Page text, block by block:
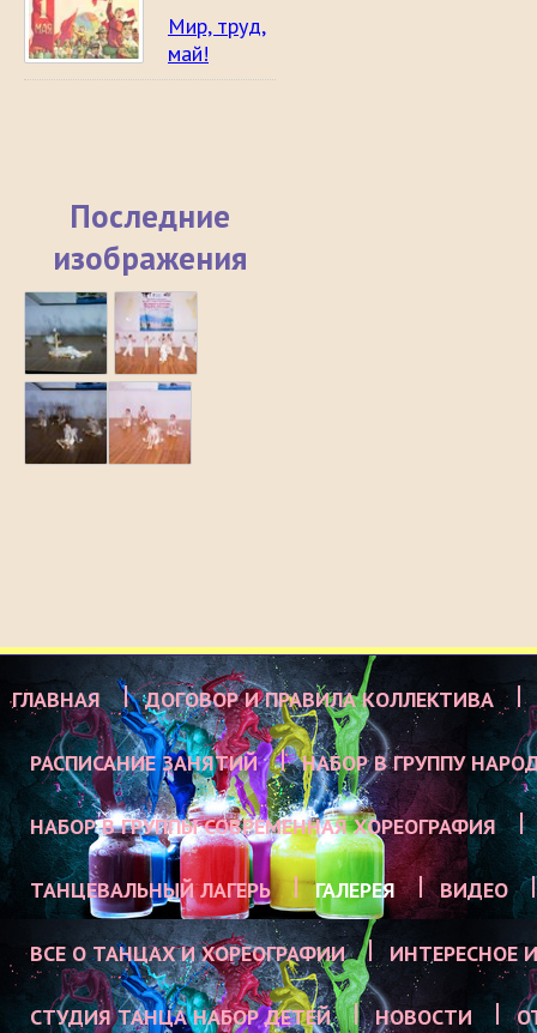
Мир, труд,
май!
Последние
изображения
ГЛАВНАЯ ДОГОВОР И ПРАВИЛА КОЛЛЕКТИВА
РАСПИСАНИЕ ЗАНЯТИЙ НАБОР В ГРУППУ
НАБОР В ГРУППЫ СОВРЕМЕННАЯ ХОРЕОГРАФИЯ
ТАНЦЕВАЛЬНЫЙ ЛАГЕРЬ ГАЛЕРЕЯ ВИДЕО
ВСЕ О ТАНЦАХ И ХОРЕОГРАФИИ ИНТЕРЕСНОЕ
СТУДИЯ ТАНЦА НАБОР ДЕТЕЙ НОВОСТИ